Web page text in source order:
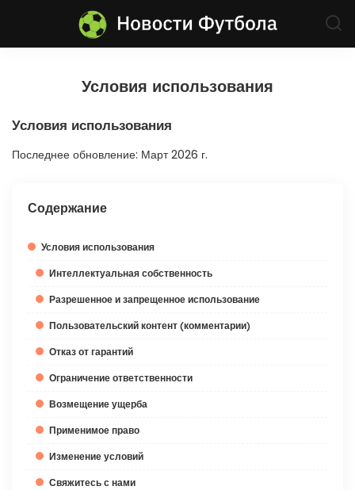
Условия использования
Условия использования
Последнее обновление: Март 2026 г.
Содержание
Условия использования
Интеллектуальная собственность
Разрешенное и запрещенное использование
Пользовательский контент (комментарии)
Отказ от гарантий
Ограничение ответственности
Возмещение ущерба
Применимое право
Изменение условий
Свяжитесь с нами